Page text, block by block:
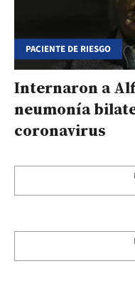
PACIENTE DE RIESGO
Internaron a
neumonía
coronavirus